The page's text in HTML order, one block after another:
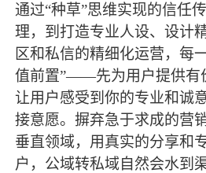
通过“种草”思维实现的信任
理，到打造专业人设、设计
区和私信的精细化运营，每
值前置”——先为用户提供有
让用户感受到你的专业和诚
接意愿。摒弃急于求成的营
垂直领域，用真实的分享和
户，公域转私域自然会水到渠